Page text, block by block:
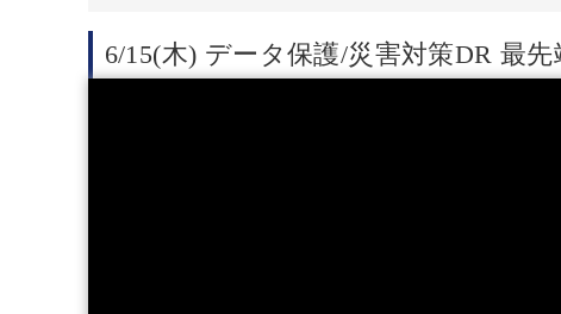
6/15(木) データ保護/災害対策DR 最